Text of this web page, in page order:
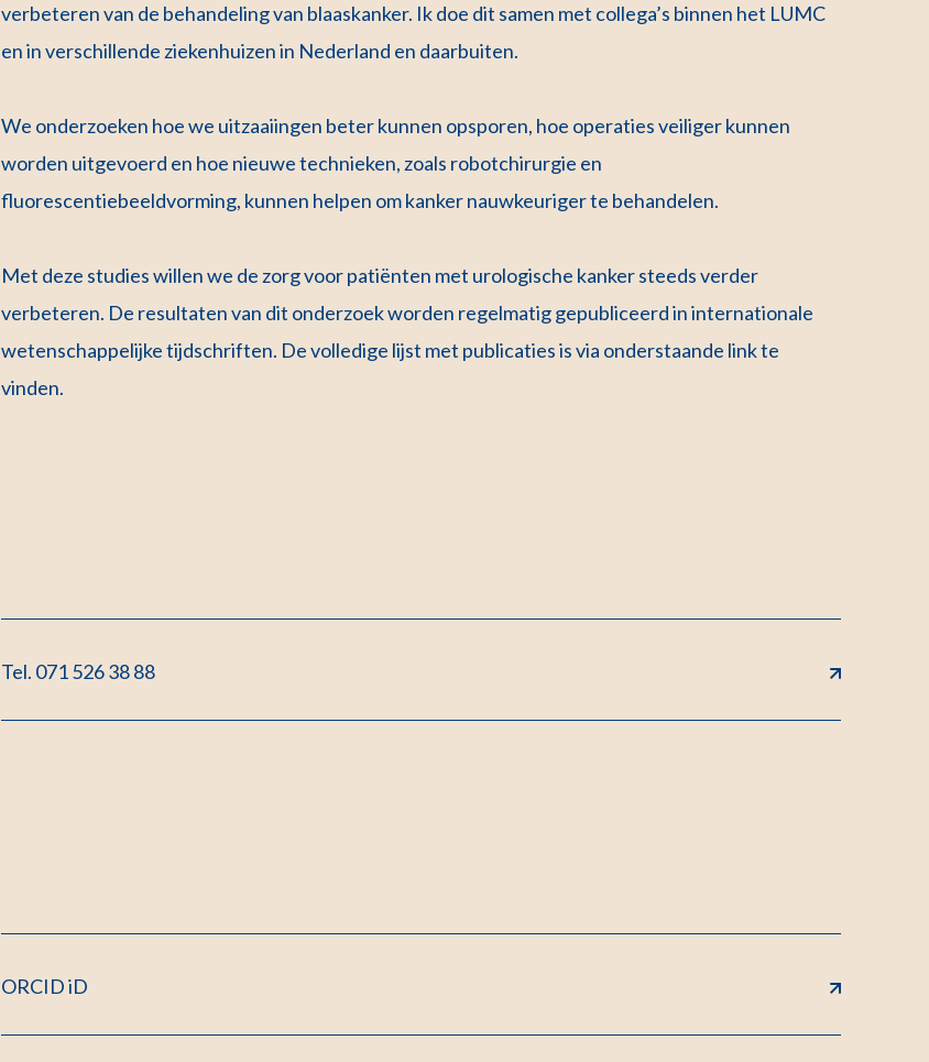
verbeteren van de behandeling van blaaskanker. Ik doe dit samen met collega’s binnen het LUMC
en in verschillende ziekenhuizen in Nederland en daarbuiten.
We onderzoeken hoe we uitzaaiingen beter kunnen opsporen, hoe operaties veiliger kunnen
worden uitgevoerd en hoe nieuwe technieken, zoals robotchirurgie en
fluorescentiebeeldvorming, kunnen helpen om kanker nauwkeuriger te behandelen.
Met deze studies willen we de zorg voor patiënten met urologische kanker steeds verder
verbeteren. De resultaten van dit onderzoek worden regelmatig gepubliceerd in internationale
wetenschappelijke tijdschriften. De volledige lijst met publicaties is via onderstaande link te
vinden.
Tel. 071 526 38 88
ORCID iD